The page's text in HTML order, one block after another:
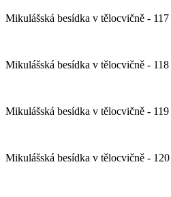
Mikulášská besídka v tělocvičně - 117
Mikulášská besídka v tělocvičně - 118
Mikulášská besídka v tělocvičně - 119
Mikulášská besídka v tělocvičně - 120